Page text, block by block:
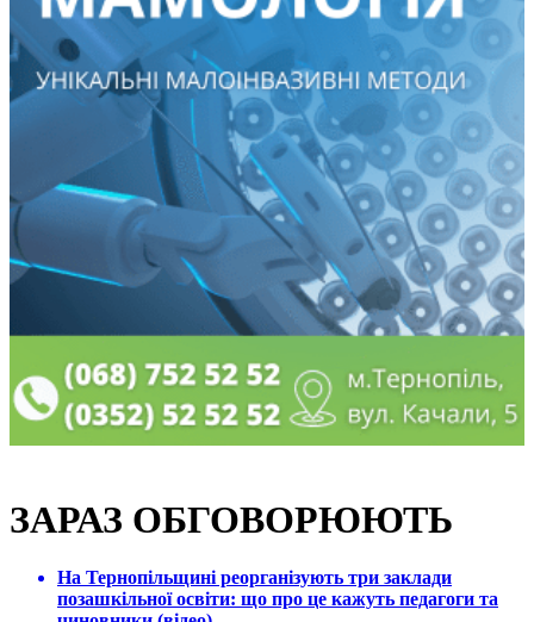
ЗАРАЗ ОБГОВОРЮЮТЬ
На Тернопільщині реорганізують три заклади
позашкільної освіти: що про це кажуть педагоги та